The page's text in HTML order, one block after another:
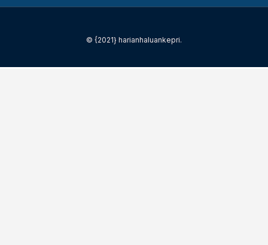
© {2021} harianhaluankepri.